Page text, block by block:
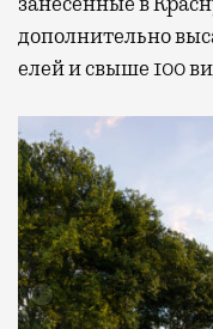
дополнительно
елей и свыше 100